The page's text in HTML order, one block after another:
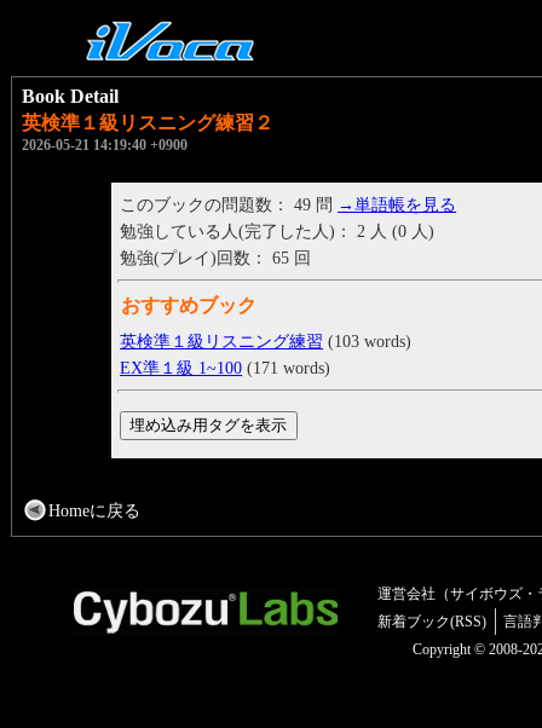
Book Detail
英検準１級リスニング練習２
2026-05-21 14:19:40 +0900
このブックの問題数： 49 問 →単語帳を見る
勉強している人(完了した人)： 2 人 (0 人)
勉強(プレイ)回数： 65 回
おすすめブック
英検準１級リスニング練習 (103 words)
EX準１級 1~100 (171 words)
Homeに戻る
運営会社（サイボウズ・
新着ブック(RSS)
言語
Copyright © 2008-